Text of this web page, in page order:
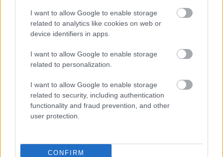
I want to allow Google to enable storage
related to analytics like cookies on web or
device identifiers in apps.
I want to allow Google to enable storage
related to personalization.
I want to allow Google to enable storage
related to security, including authentication
functionality and fraud prevention, and other
user protection.
CONFIRM
oniemieć
jabłonkowanie
kwarantanna